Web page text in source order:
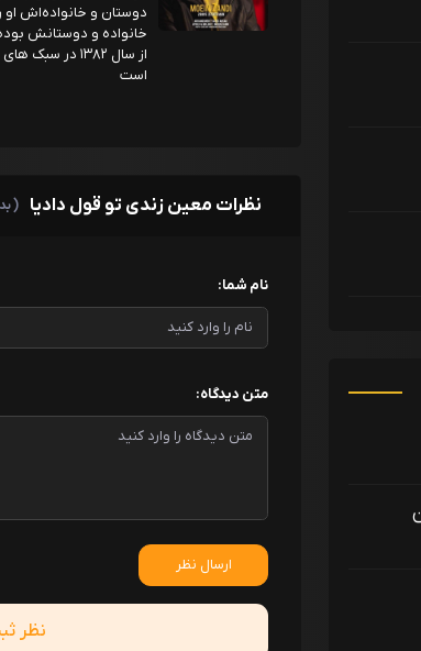
دوستان و خانواده‌اش
از سال ۱۳۸۲
است
نظرات معین زندی تو قول دادیا (
نام شما:
متن دیدگاه:
ارسال نظر
نظر